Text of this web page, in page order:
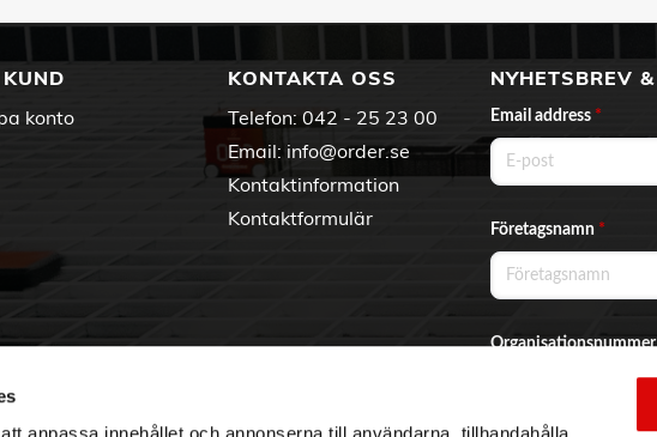
konto
KONTAKTA OSS
Telefon: 042 - 25 23 00
Email: info@order.se
Kontaktinformation
Kontaktformulär
NYHETSBREV
Email address *
Företagsnamn *